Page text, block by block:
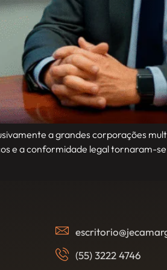
a grandes corporações
e a conformidade legal tornaram-
(55) 3222 4746